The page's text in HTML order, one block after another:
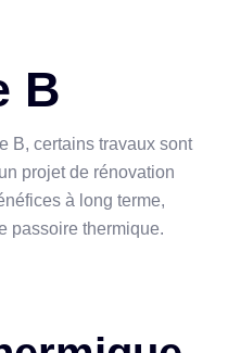
B
B, certains travaux sont
projet de rénovation
à long terme,
passoire thermique.